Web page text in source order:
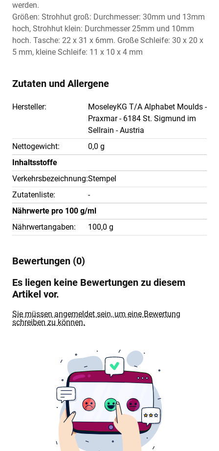
werden.
Größen: Strohhut groß: Durchmesser: 30mm und 13mm
hoch, Strohhut klein: Durchmesser 25mm und 10mm
hoch. Tasche: 22 x 31 x 6mm. Große Schleife: 30 x 20 x
5 mm, kleine Schleife: 11 x 10 x 4 mm
Zutaten und Allergene
Hersteller:
MoseleyKG T/A Alphabet Moulds -
Praxmar - 6184 St. Sigmund im
Sellrain - Austria
Nettogewicht:
0,0 g
Inhaltsstoffe
Verkehrsbezeichnung:Stempel
Zutatenliste:
-
Nährwerte pro 100 g/ml
Nährwertangaben:
100,0 g
Bewertungen (0)
Es liegen keine Bewertungen zu diesem
Artikel vor.
Sie müssen angemeldet sein, um eine Bewertung
schreiben zu können.